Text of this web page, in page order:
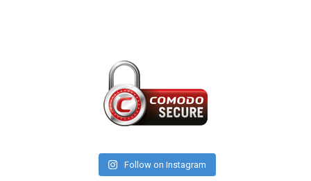
Follow on Instagram